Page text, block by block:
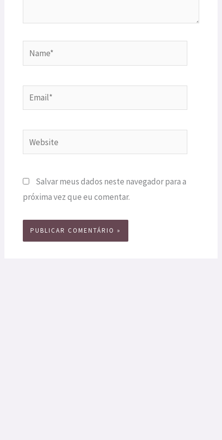
Name*
Email*
Website
Salvar meus dados neste navegador para a
próxima vez que eu comentar.